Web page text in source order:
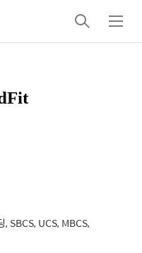
검
색
메
뉴
SBCS, UCS, MBCS,